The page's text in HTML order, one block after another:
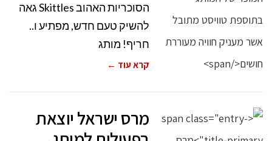
הסוכריות האהוב Skittles גאה
להשיק טעם חדש, מפתיע ו..
חריף! מותג
קרא עוד ←
מרס ישראל יוצאת